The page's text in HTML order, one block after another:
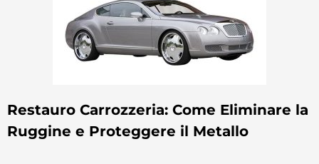
Restauro Carrozzeria: Come Eliminare la
Ruggine e Proteggere il Metallo